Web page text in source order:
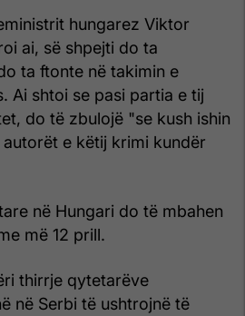
hungarez Viktor
ai, së shpejti do ta
ta ftonte në takimin e
Ai shtoi se pasi partia e tij
do të zbulojë "se kush ishin
e këtij krimi kundër
në Hungari do të mbahen
më 12 prill.
thirrje qytetarëve
në Serbi të ushtrojnë të